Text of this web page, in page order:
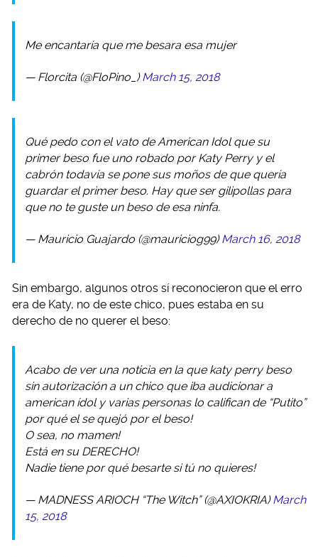
Me encantaría que me besara esa mujer
— Florcita (@FloPino_)March 15, 2018
Qué pedo con el vato de American Idol que su
primer beso fue uno robado por Katy Perry y el
cabrón todavía se pone sus moños de que quería
guardar el primer beso. Hay que ser gilipollas para
que no te guste un beso de esa ninfa.
— Mauricio Guajardo (@mauriciog99)March 16, 2018
Sin embargo, algunos otros sí reconocieron que el erro
era de Katy, no de este chico, pues estaba en su
derecho de no querer el beso:
Acabo de ver una noticia en la que katy perry beso
sin autorización a un chico que iba audicionar a
american ídol y varias personas lo califican de “Putito”
por qué el se quejó por el beso!
O sea, no mamen!
Está en su DERECHO!
Nadie tiene por qué besarte si tú no quieres!
— MADNESS ARIOCH “The Witch” (@AXIOKRIA)March
15, 2018